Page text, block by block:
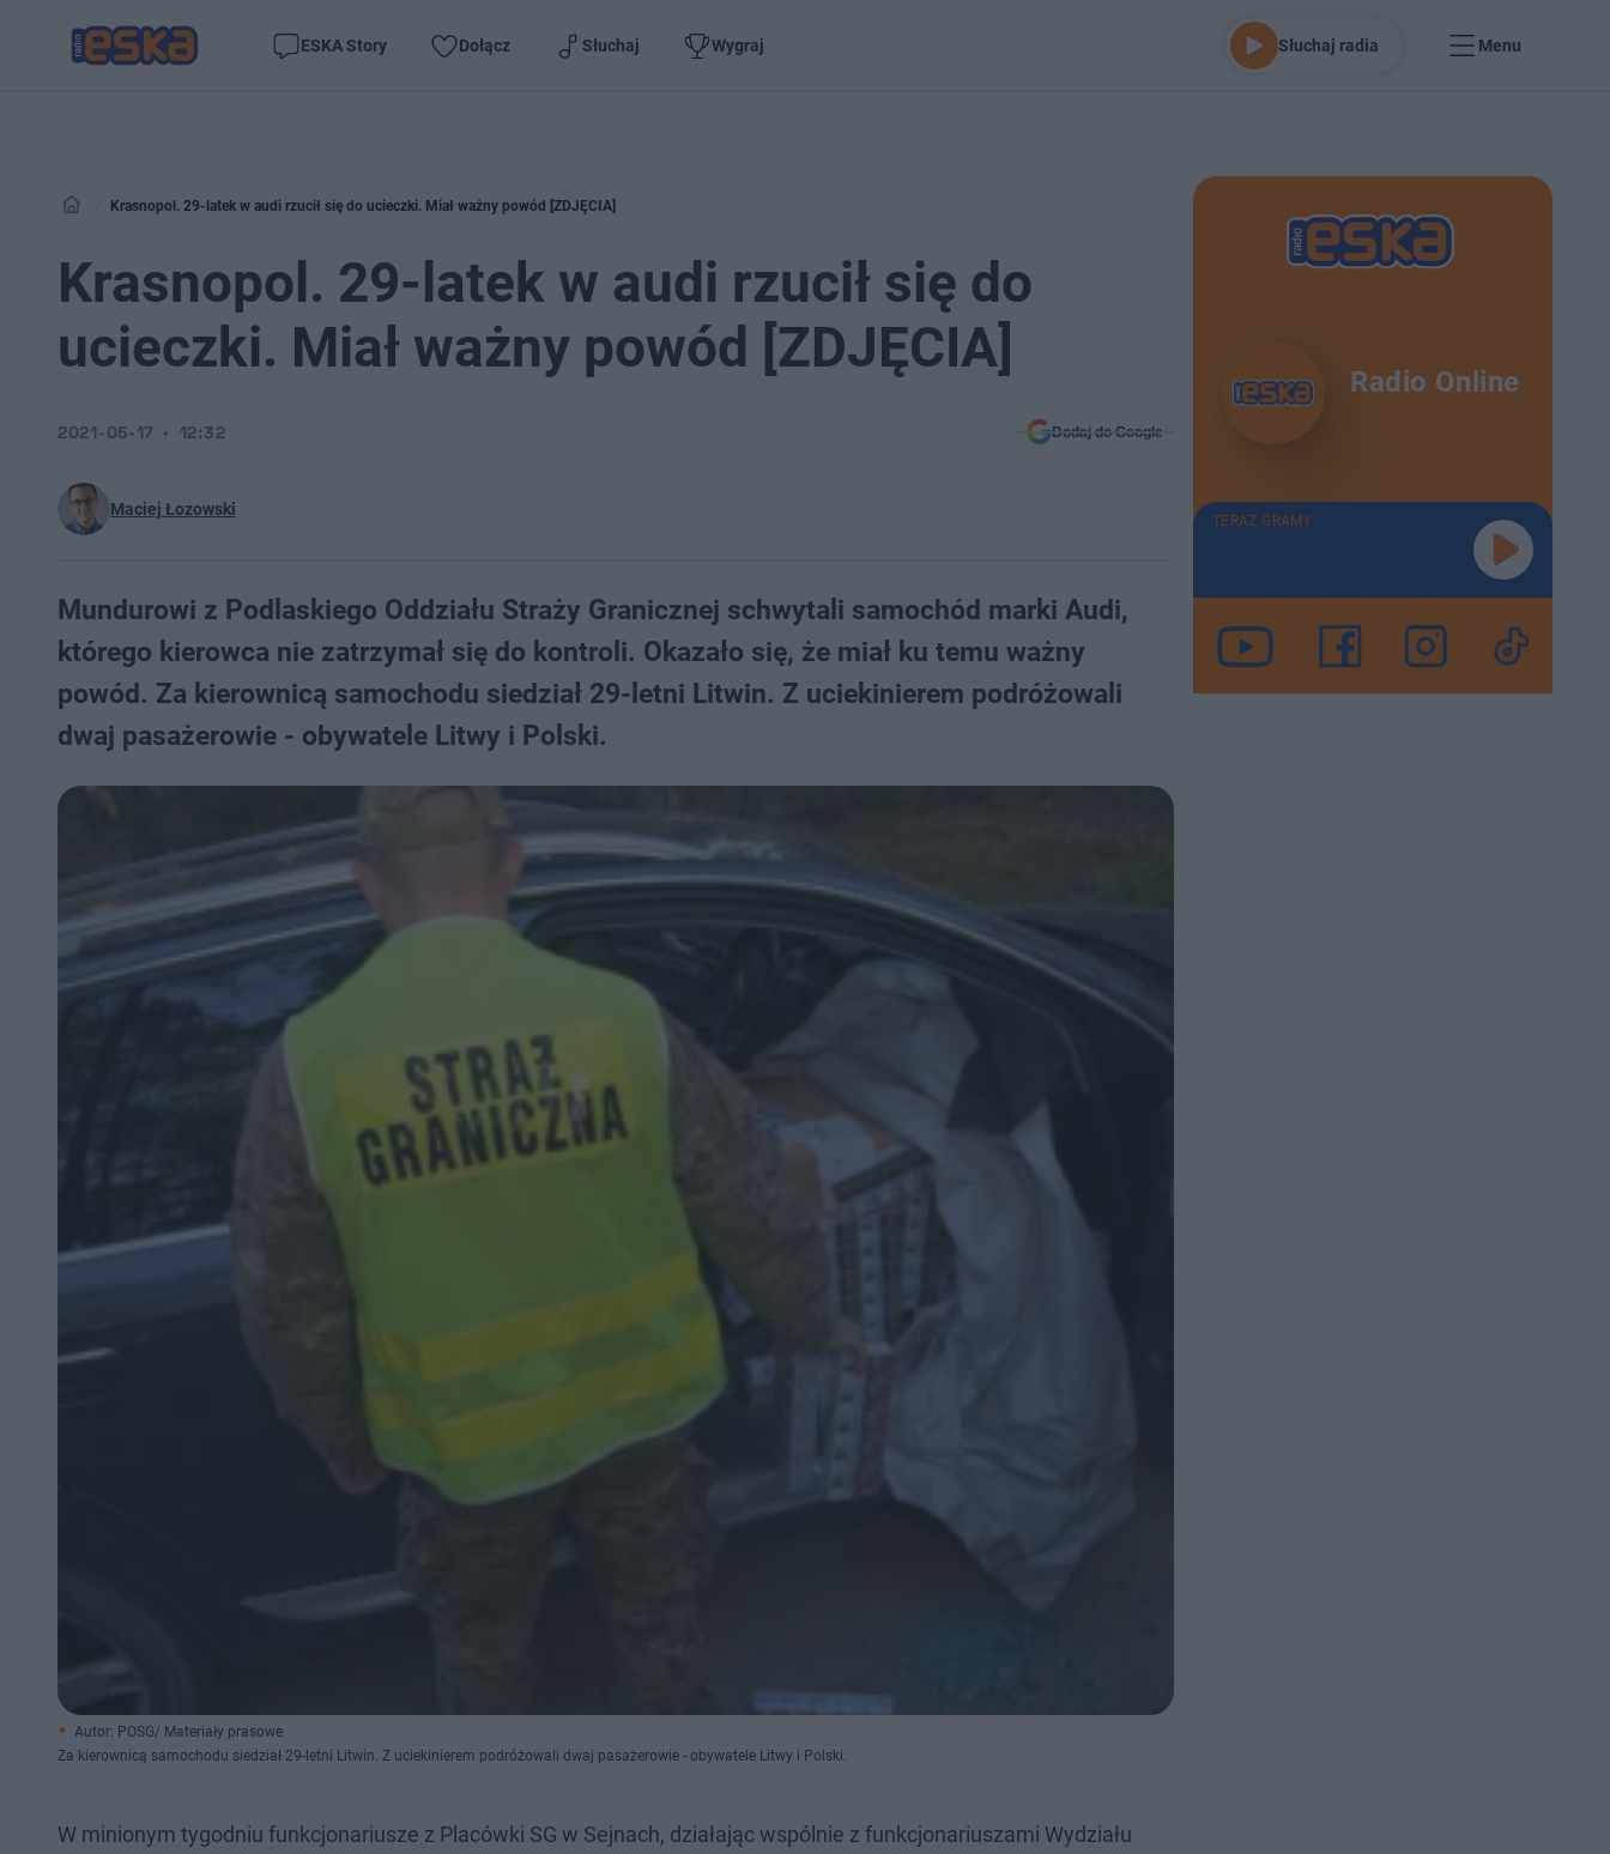
ESKA Story Dołącz Słuchaj Wygraj Słuchaj radia Menu
Krasnopol. 29-latek w audi rzucił się do ucieczki. Miał ważny powód [ZDJĘCIA]
Krasnopol. 29-latek w audi rzucił się do
ucieczki. Miał ważny powód [ZDJĘCIA]
Maciej Łozowski
2021-05-17 12:32 Dodaj do Google
Mundurowi z Podlaskiego Oddziału Straży Granicznej schwytali samochód marki Audi,
którego kierowca nie zatrzymał się do kontroli. Okazało się, że miał ku temu ważny
powód. Za kierownicą samochodu siedział 29-letni Litwin. Z uciekinierem podróżowali
dwaj pasażerowie - obywatele Litwy i Polski.
Autor: POSG/ Materiały prasowe
Za kierownicą samochodu siedział 29-letni Litwin. Z uciekinierem podróżowali dwaj pasażerowie - obywatele Litwy i Polski.
W minionym tygodniu funkcjonariusze z Placówki SG w Sejnach, działając wspólnie z funkcjonariuszami Wydziału
Radio Online
TERAZ GRAMY